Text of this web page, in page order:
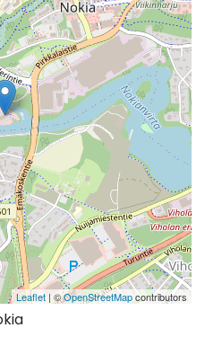
Leaflet | ©OpenStreetMapcontributors